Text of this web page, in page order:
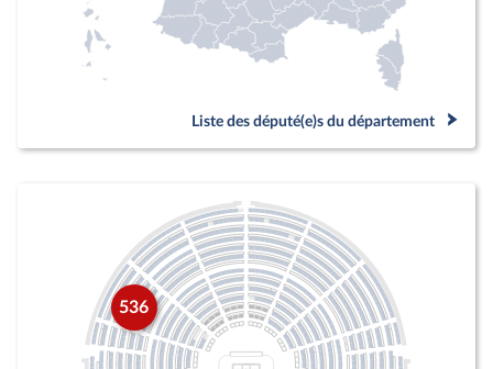
Liste des député(e)s du département
536